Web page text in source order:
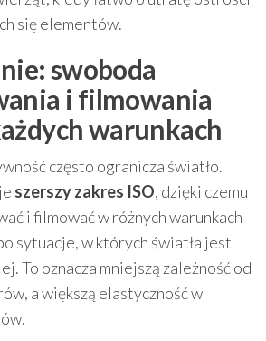
się elementów.
swoboda
i filmowania
warunkach
często ogranicza światło.
szerszy zakres ISO, dzięki czemu
i filmować w różnych warunkach
sytuacje, w których światła jest
To oznacza mniejszą zależność od
a większą elastyczność w